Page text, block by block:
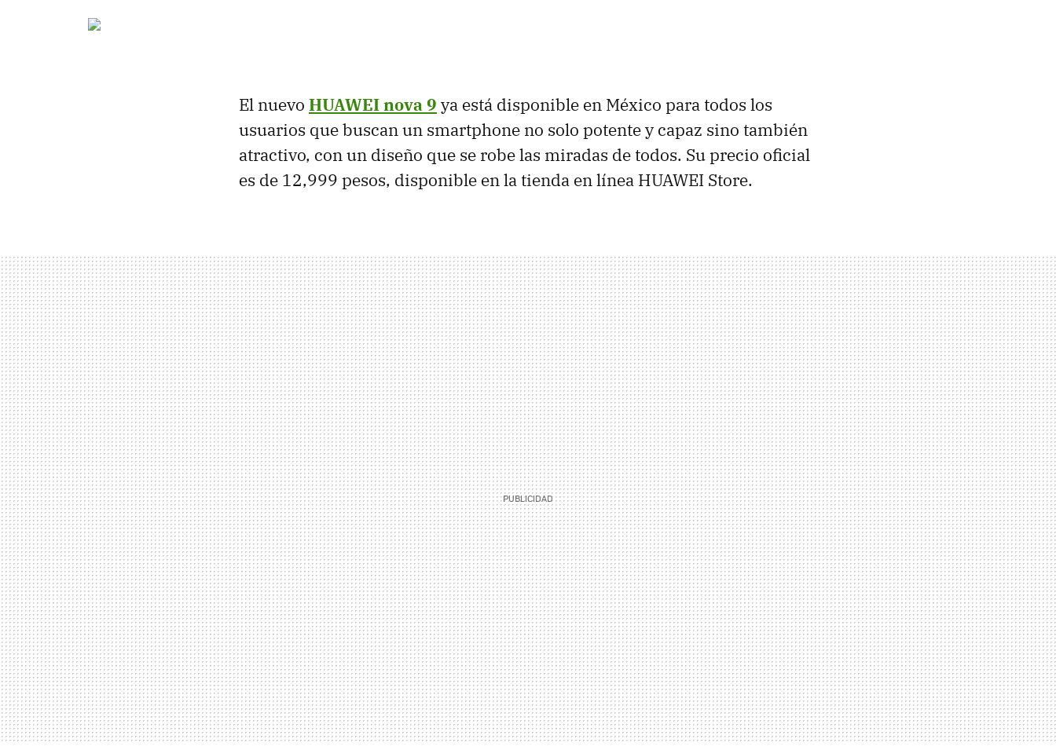
El nuevo HUAWEI nova 9 ya está disponible en México para todos los
usuarios que buscan un smartphone no solo potente y capaz sino también
atractivo, con un diseño que se robe las miradas de todos. Su precio oficial
es de 12,999 pesos, disponible en la tienda en línea HUAWEI Store.